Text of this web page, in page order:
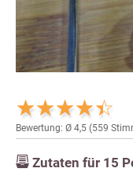
Bewertung: Ø 4,5 (559
Zutaten für 15